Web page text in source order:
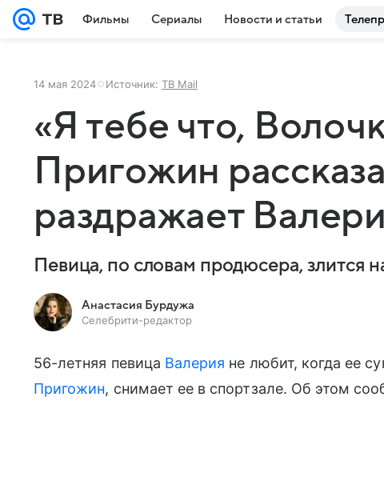
Фильмы Сериалы Новости и статьи
14 мая 2024 Источник: ТВ Mail
«Я тебе что,
Пригожин
раздражает
Певица, по словам продюсера, злится
Анастасия Бурдужа
Селебрити-редактор
56-летняя певица Валерия не любит, когда ее
Пригожин, снимает ее в спортзале. Об этом